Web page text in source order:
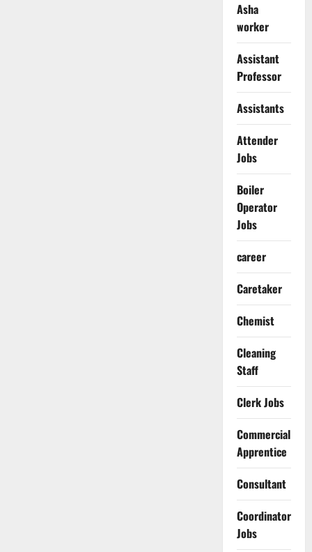
Asha
worker
Assistant
Professor
Assistants
Attender
Jobs
Boiler
Operator
Jobs
career
Caretaker
Chemist
Cleaning
Staff
Clerk Jobs
Commercial
Apprentice
Consultant
Coordinator
Jobs